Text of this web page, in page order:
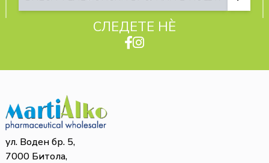
СЛЕДЕТЕ НЀ
ул. Воден бр. 5,
7000 Битола,